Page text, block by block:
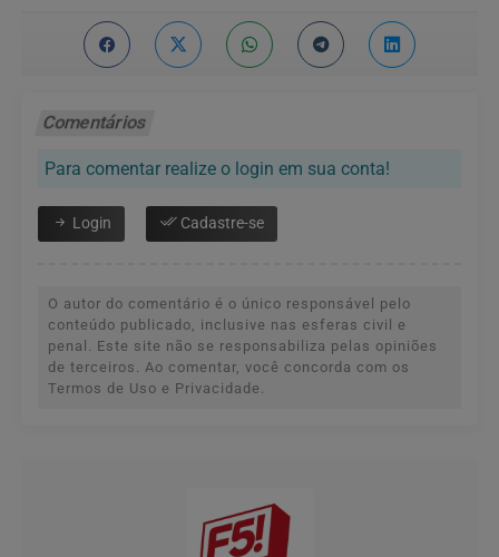
Comentários
Para comentar realize o login em sua conta!
Login Cadastre-se
O autor do comentário é o único responsável pelo
conteúdo publicado, inclusive nas esferas civil e
penal. Este site não se responsabiliza pelas opiniões
de terceiros. Ao comentar, você concorda com os
Termos de Uso e Privacidade.